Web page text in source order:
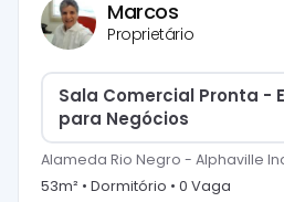
Marcos
Proprietário
Sala Comercial Pronta -
para Negócios
Alameda Rio Negro - Alphaville
53m² • Dormitório • 0 Vaga